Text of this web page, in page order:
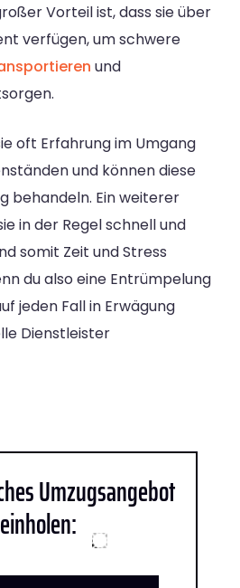
Vorteil ist, dass sie über
verfügen, um schwere
und
oft Erfahrung im Umgang
und können diese
behandeln. Ein weiterer
in der Regel schnell und
somit Zeit und Stress
du also eine Entrümpelung
jeden Fall in Erwägung
Dienstleister
Umzugsangebot
einholen: